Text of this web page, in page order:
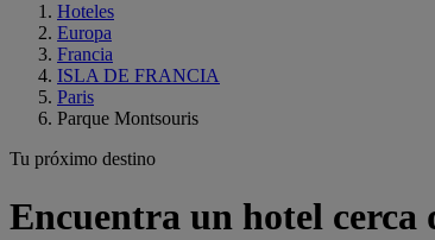
Hoteles
Europa
Francia
ISLA DE FRANCIA
Paris
Parque Montsouris
Tu próximo destino
Encuentra un hotel cerca